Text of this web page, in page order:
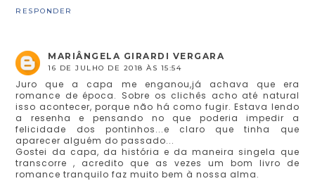
RESPONDER
MARIÂNGELA GIRARDI VERGARA
16 DE JULHO DE 2018 ÀS 15:54
Juro que a capa me enganou,já achava que era
romance de época. Sobre os clichês acho até natural
isso acontecer, porque não há como fugir. Estava lendo
a resenha e pensando no que poderia impedir a
felicidade dos pontinhos...e claro que tinha que
aparecer alguém do passado...
Gostei da capa, da história e da maneira singela que
transcorre , acredito que as vezes um bom livro de
romance tranquilo faz muito bem à nossa alma.